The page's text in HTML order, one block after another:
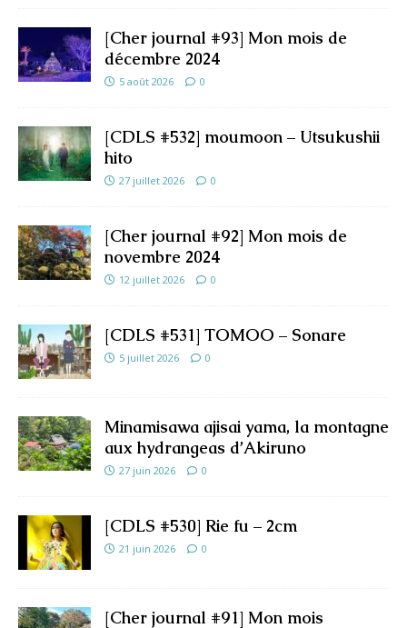
[Cher journal #93] Mon mois de
décembre 2024
5 août 2026 0
[CDLS #532] moumoon – Utsukushii
hito
27 juillet 2026 0
[Cher journal #92] Mon mois de
novembre 2024
12 juillet 2026 0
[CDLS #531] TOMOO – Sonare
5 juillet 2026 0
Minamisawa ajisai yama, la montagne
aux hydrangeas d’Akiruno
27 juin 2026 0
[CDLS #530] Rie fu – 2cm
21 juin 2026 0
[Cher journal #91] Mon mois